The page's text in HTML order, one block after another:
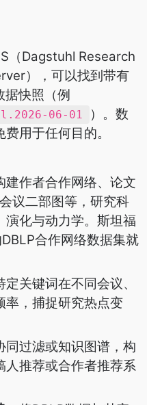
（Dagstuhl Research
），可以找到带有
据快照（例
06-01
）。数
用于任何目的。
建作者合作网络、论文
议二部图等，研究科
演化与动力学。斯坦福
合作网络数据集就
定关键词在不同会议、
率，捕捉研究热点变
同过滤或知识图谱，构
人推荐或合作者推荐系